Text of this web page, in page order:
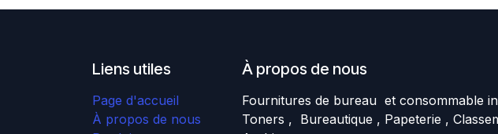
Liens utiles
Page d'accueil
À propos de nous
À propos de nous
Fournitures de bureau et consommable
Toners , Bureautique , Papeterie ,